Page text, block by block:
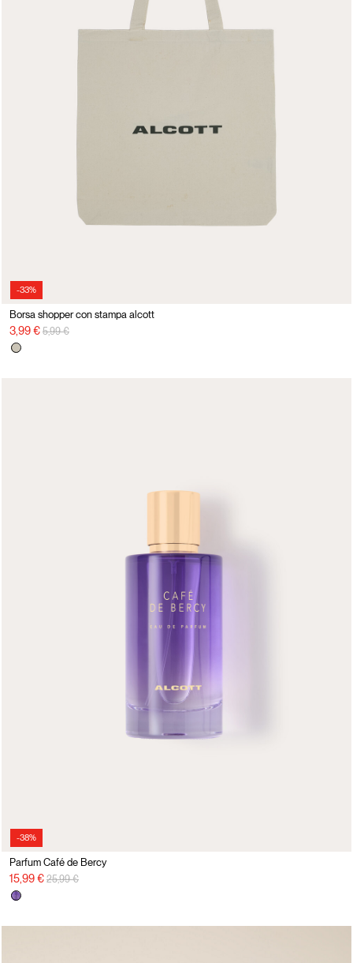
-33%
Borsa shopper con stampa alcott
3,99 € Prix réduit de
5,99 €à
-38%
Parfum Café de Bercy
15,99 € Prix réduit de
25,99 €